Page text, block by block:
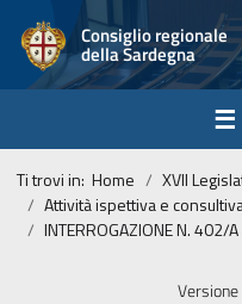
Consiglio regionale
della Sardegna
Ti trovi in: Home XVII
Attività ispettiva e
INTERROGAZIONE N. 402/A